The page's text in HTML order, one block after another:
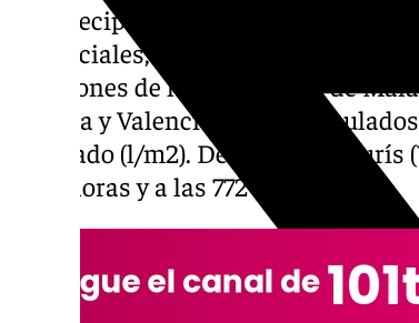
Las precipitaciones del 29 de
torrenciales, además de
estaciones de las provincias de
Cuenca y Valencia hubo
cuadrado (l/m2). De hecho, en
doce horas y a las 772 l/m2 en 24.